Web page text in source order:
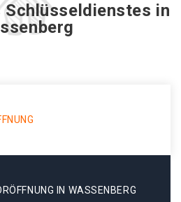
Schlüsseldienstes in
IN WASSENBERG